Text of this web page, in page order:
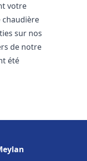
votre
chaudière
sur nos
de notre
été